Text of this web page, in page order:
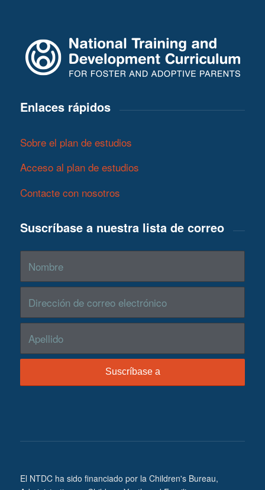
Enlaces rápidos
Sobre el plan de estudios
Acceso al plan de estudios
Contacte con nosotros
Suscríbase a nuestra lista de correo
El NTDC ha sido financiado por la Children's Bureau,